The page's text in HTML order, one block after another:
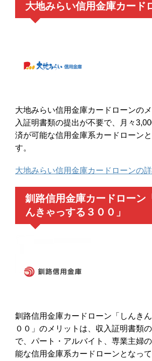
大地みらい信用金庫カード
大地みらい信用金庫カードローンの
入証明書類の提出が不要で、月々
済が可能な信用金庫系カードローン
す。
大地みらい信用金庫カードローンの
釧路信用金庫カードローン
んきゃっする３００」
釧路信用金庫カードローン「しんき
００」のメリットは、収入証明書類
で、パート・アルバイト、専業主婦
能な信用金庫系カードローンとなって